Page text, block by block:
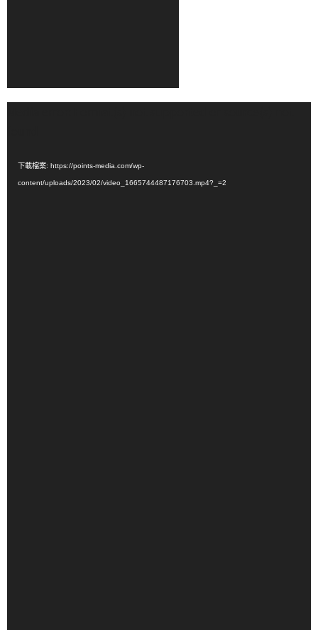
下載檔案: https://points-media.com/wp-
content/uploads/2023/02/video_1665744487176703.mp4?_=2